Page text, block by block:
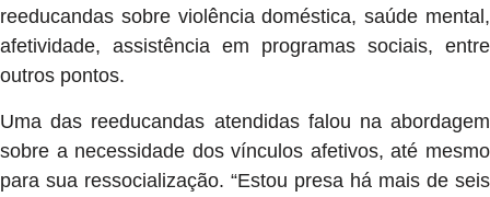
reeducandas sobre violência doméstica, saúde mental,
afetividade, assistência em programas sociais, entre
outros pontos.
Uma das reeducandas atendidas falou na abordagem
sobre a necessidade dos vínculos afetivos, até mesmo
para sua ressocialização. “Estou presa há mais de seis